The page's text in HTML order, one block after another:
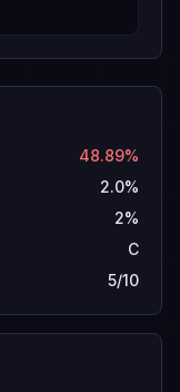
48.89%
2.0%
2%
C
5/10